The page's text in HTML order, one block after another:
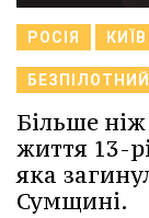
РОСІЯ КИЇВ
Більше
життя 13-
яка
Сумщині.